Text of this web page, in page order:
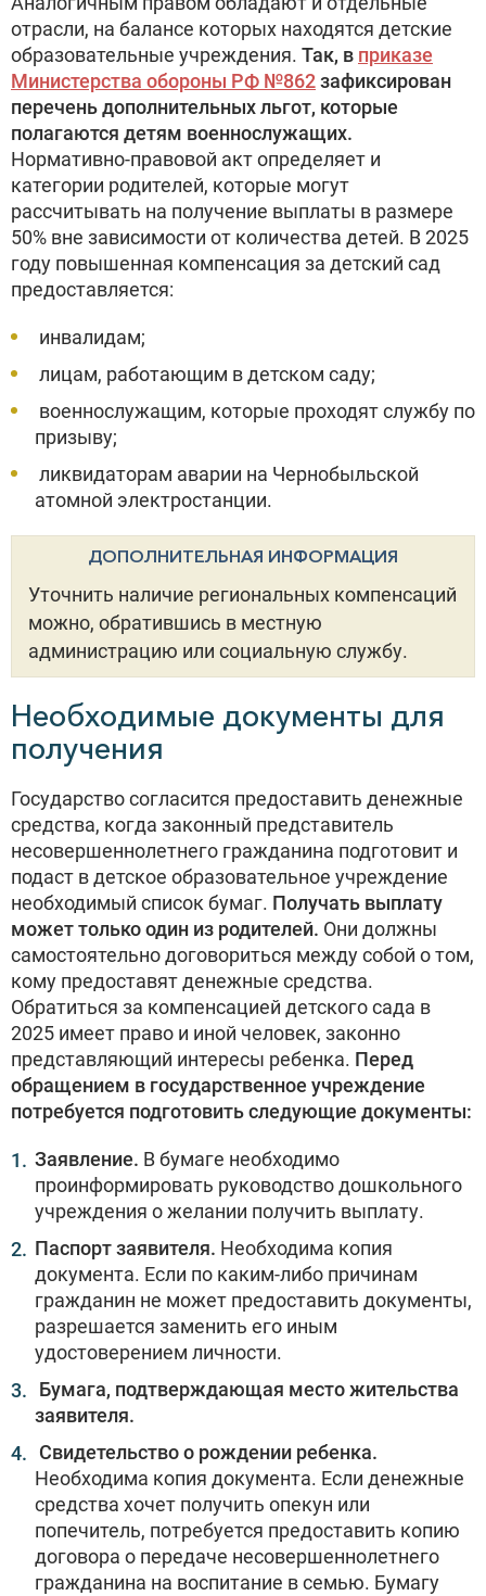
отрасли, на балансе которых находятся детские
образовательные учреждения. Так, в приказе
Министерства обороны РФ №862зафиксирован
перечень дополнительных льгот, которые
полагаются детям военнослужащих.
Нормативно-правовой акт определяет и
категории родителей, которые могут
рассчитывать на получение выплаты в размере
50% вне зависимости от количества детей. В 2025
году повышенная компенсация за детский сад
предоставляется:
инвалидам;
лицам, работающим в детском саду;
военнослужащим, которые проходят службу по
призыву;
ликвидаторам аварии на Чернобыльской
атомной электростанции.
ДОПОЛНИТЕЛЬНАЯ ИНФОРМАЦИЯ
Уточнить наличие региональных компенсаций
можно, обратившись в местную
администрацию или социальную службу.
Необходимые документы для
получения
Государство согласится предоставить денежные
средства, когда законный представитель
несовершеннолетнего гражданина подготовит и
подаст в детское образовательное учреждение
необходимый список бумаг. Получать выплату
может только один из родителей. Они должны
самостоятельно договориться между собой о том,
кому предоставят денежные средства.
Обратиться за компенсацией детского сада в
2025 имеет право и иной человек, законно
представляющий интересы ребенка. Перед
обращением в государственное учреждение
потребуется подготовить следующие документы:
Заявление. В бумаге необходимо
проинформировать руководство дошкольного
учреждения о желании получить выплату.
Паспорт заявителя. Необходима копия
документа. Если по каким-либо причинам
гражданин не может предоставить документы,
разрешается заменить его иным
удостоверением личности.
Бумага, подтверждающая место жительства
заявителя.
Свидетельство о рождении ребенка.
Необходима копия документа. Если денежные
средства хочет получить опекун или
попечитель, потребуется предоставить копию
договора о передаче несовершеннолетнего
гражданина на воспитание в семью. Бумагу